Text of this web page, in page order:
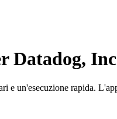
Datadog,
e un'esecuzione rapida.